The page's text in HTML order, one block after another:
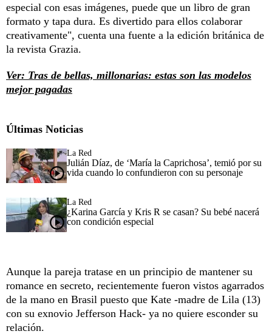
especial con esas imágenes, puede que un libro de gran
formato y tapa dura. Es divertido para ellos colaborar
creativamente", cuenta una fuente a la edición británica de
la revista Grazia.
Ver: Tras de bellas, millonarias: estas son las modelos
mejor pagadas
Últimas Noticias
La Red
Julián Díaz, de ‘María la Caprichosa’, temió por su
vida cuando lo confundieron con su personaje
La Red
¿Karina García y Kris R se casan? Su bebé nacerá
con condición especial
Aunque la pareja tratase en un principio de mantener su
romance en secreto, recientemente fueron vistos agarrados
de la mano en Brasil puesto que Kate -madre de Lila (13)
con su exnovio Jefferson Hack- ya no quiere esconder su
relación.